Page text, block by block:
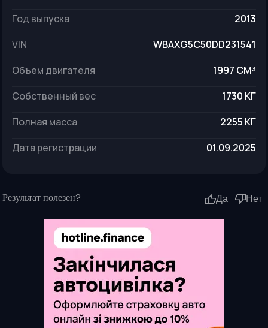
год выпуска
2013
VIN
WBAXG5C50DD231541
объем двигателя
1997 СМ³
собственный вес
1730 КГ
полная масса
2255 КГ
дата регистрации
01.09.2025
Результат полезен? Да Нет